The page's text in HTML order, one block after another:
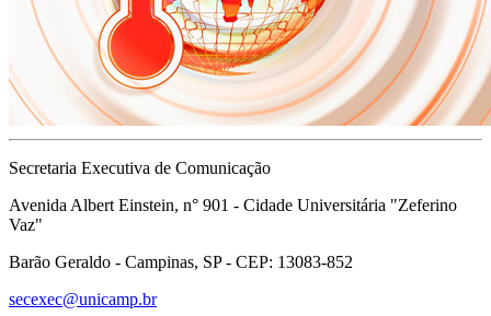
Secretaria Executiva de Comunicação
Avenida Albert Einstein, n° 901 - Cidade Universitária "Zeferino
Vaz"
Barão Geraldo - Campinas, SP - CEP: 13083-852
secexec@unicamp.br